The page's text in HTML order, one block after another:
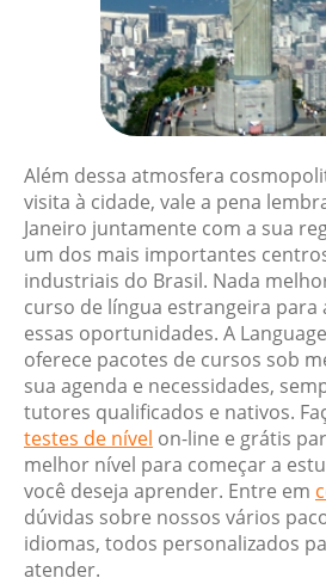
Além dessa atmosfera
visita à cidade, vale a pena
Janeiro juntamente com a sua
um dos mais importantes
industriais do Brasil. Nada
curso de língua estrangeira
essas oportunidades. A
oferece pacotes de cursos sob
sua agenda e necessidades,
tutores qualificados e nativos.
testes de nível on-line e grátis
melhor nível para começar a
você deseja aprender. Entre em
dúvidas sobre nossos vários
idiomas, todos personalizados
atender.